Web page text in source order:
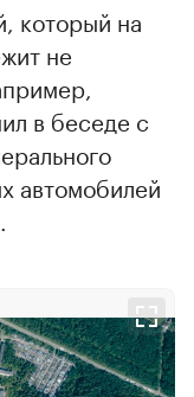
который на
не
в беседе с
автомобилей